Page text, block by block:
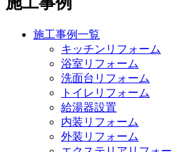
施工事例一覧
キッチンリフォーム
浴室リフォーム
洗面台リフォーム
トイレリフォーム
給湯器設置
内装リフォーム
外装リフォーム